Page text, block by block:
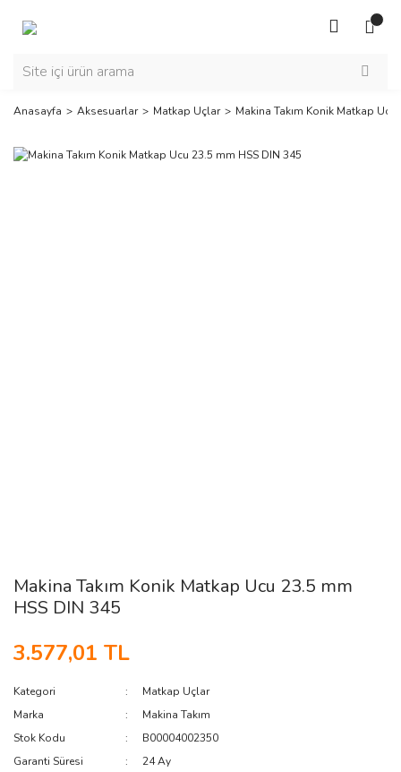
Anasayfa Aksesuarlar Matkap Uçlar Makina Takım Konik Matkap
Makina Takım Konik Matkap Ucu 23.5 mm
HSS DIN 345
3.577,01 TL
Kategori
Matkap Uçlar
Marka
Makina Takım
Stok Kodu
B00004002350
Garanti Süresi
24 Ay